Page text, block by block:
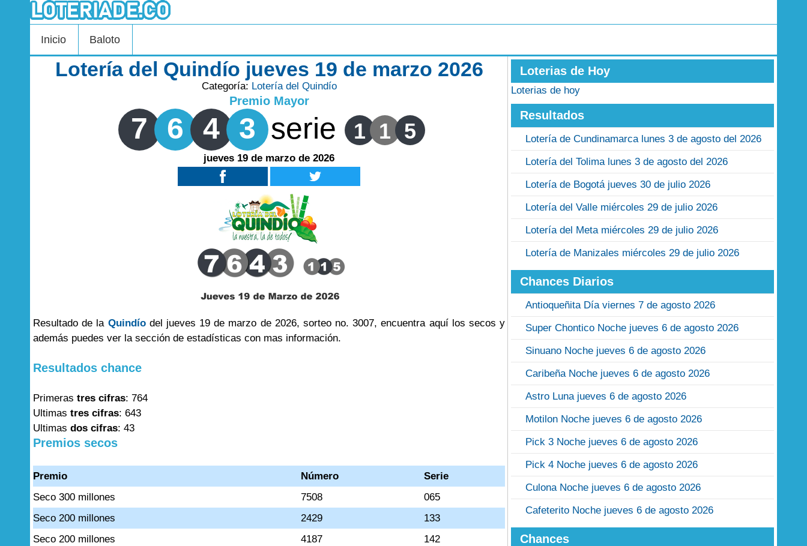
Inicio Baloto
Lotería del Quindío jueves 19 de marzo 2026
Categoría: Lotería del Quindío
Premio Mayor
7 6 4 3 serie 1 1 5
jueves 19 de marzo de 2026
Resultado de la Quindíodel jueves 19 de marzo de 2026, sorteo no. 3007, encuentra aquí los secos y
además puedes ver la sección de estadísticas con mas información.
Resultados chance
Primeras tres cifras: 764
Ultimas tres cifras: 643
Ultimas dos cifras: 43
Premios secos
Premio Número
Serie
Seco 300 millones
7508
065
Seco 200 millones
2429
133
Seco 200 millones
4187
142
Loterias de Hoy
Loterias de hoy
Resultados
Lotería de Cundinamarca lunes 3 de agosto del 2026
Lotería del Tolima lunes 3 de agosto del 2026
Lotería de Bogotá jueves 30 de julio 2026
Lotería del Valle miércoles 29 de julio 2026
Lotería del Meta miércoles 29 de julio 2026
Lotería de Manizales miércoles 29 de julio 2026
Chances Diarios
Antioqueñita Día viernes 7 de agosto 2026
Super Chontico Noche jueves 6 de agosto 2026
Sinuano Noche jueves 6 de agosto 2026
Caribeña Noche jueves 6 de agosto 2026
Astro Luna jueves 6 de agosto 2026
Motilon Noche jueves 6 de agosto 2026
Pick 3 Noche jueves 6 de agosto 2026
Pick 4 Noche jueves 6 de agosto 2026
Culona Noche jueves 6 de agosto 2026
Cafeterito Noche jueves 6 de agosto 2026
Chances